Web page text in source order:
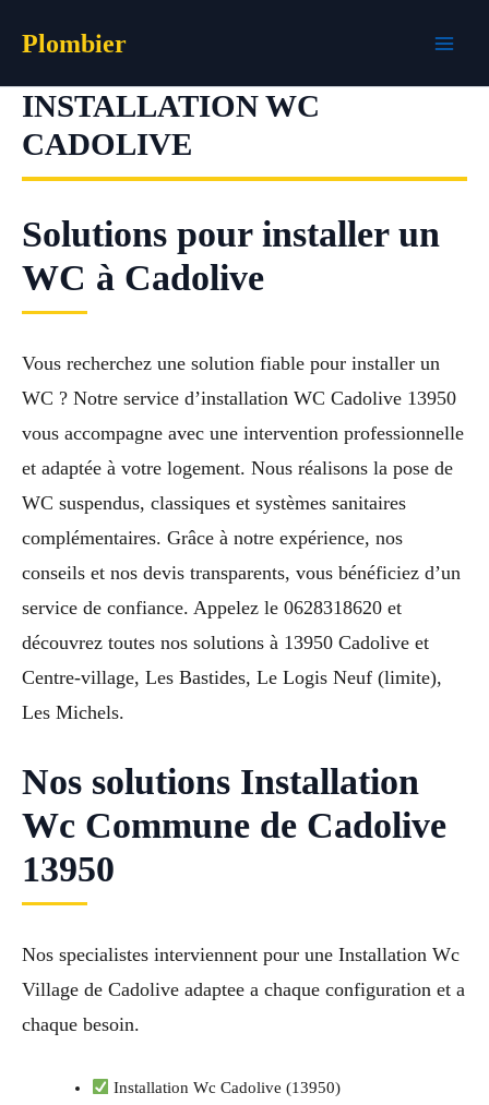
Plombier
INSTALLATION WC
CADOLIVE
Solutions pour installer un
WC à Cadolive
Vous recherchez une solution fiable pour installer un
WC ? Notre service d’installation WC Cadolive 13950
vous accompagne avec une intervention professionnelle
et adaptée à votre logement. Nous réalisons la pose de
WC suspendus, classiques et systèmes sanitaires
complémentaires. Grâce à notre expérience, nos
conseils et nos devis transparents, vous bénéficiez d’un
service de confiance. Appelez le 0628318620 et
découvrez toutes nos solutions à 13950 Cadolive et
Centre-village, Les Bastides, Le Logis Neuf (limite),
Les Michels.
Nos solutions Installation
Wc Commune de Cadolive
13950
Nos specialistes interviennent pour une Installation Wc
Village de Cadolive adaptee a chaque configuration et a
chaque besoin.
Installation Wc Cadolive (13950)